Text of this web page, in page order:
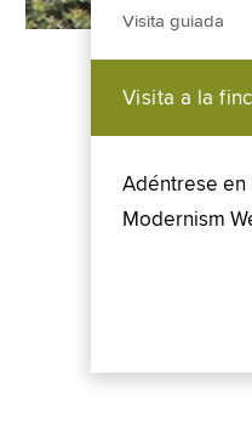
Visita guiada
Visita a la
Adéntrese en
Modernism